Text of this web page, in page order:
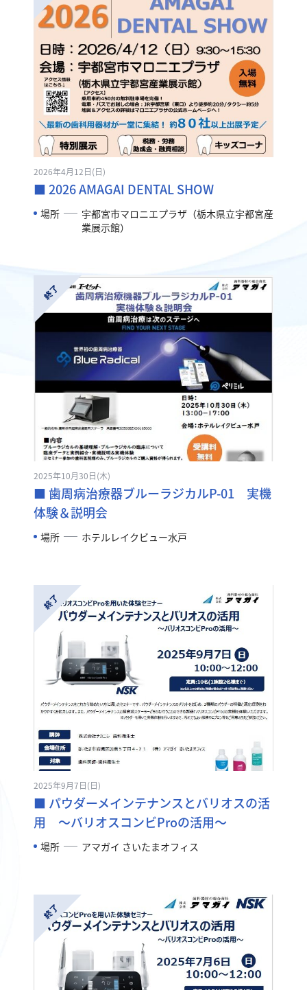
2026年4月12日(日)
■ 2026 AMAGAI DENTAL SHOW
場所
宇都宮市マロニエプラザ（栃木県立宇都宮産
業展示館）
2025年10月30日(木)
■ 歯周病治療器ブルーラジカルP-01 実機
体験＆説明会
場所 ホテルレイクビュー水戸
2025年9月7日(日)
■ パウダーメインテナンスとバリオスの活
用 ～バリオスコンビProの活用～
場所 アマガイ さいたまオフィス